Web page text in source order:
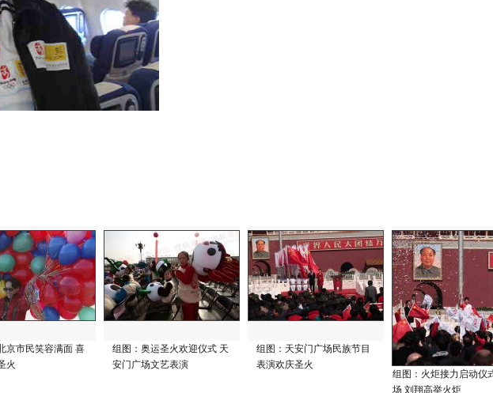
京市民笑容满面 喜
火
组图：奥运圣火欢迎仪式 天
安门广场文艺表演
组图：天安门广场民族节目
表演欢庆圣火
组图：火炬接力启动仪
场 刘翔高举火炬